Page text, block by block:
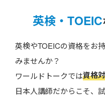
英検・TOEIC
英検やTOEICの資格をお
みませんか？
ワールドトークでは資格
日本人講師だからこそ、